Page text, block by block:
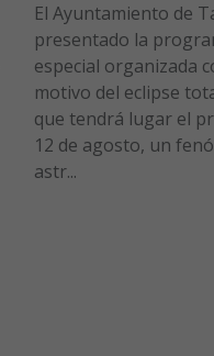
El Ayuntamiento de
presentado la
especial organizada
motivo del eclipse
que tendrá lugar el
12 de agosto, un
astr...